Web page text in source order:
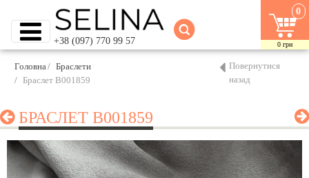
+38 (097) 770 99 57
0
0 грн
Головна
Браслети
Браслет B001859
Повернутися
назад
БРАСЛЕТ B001859